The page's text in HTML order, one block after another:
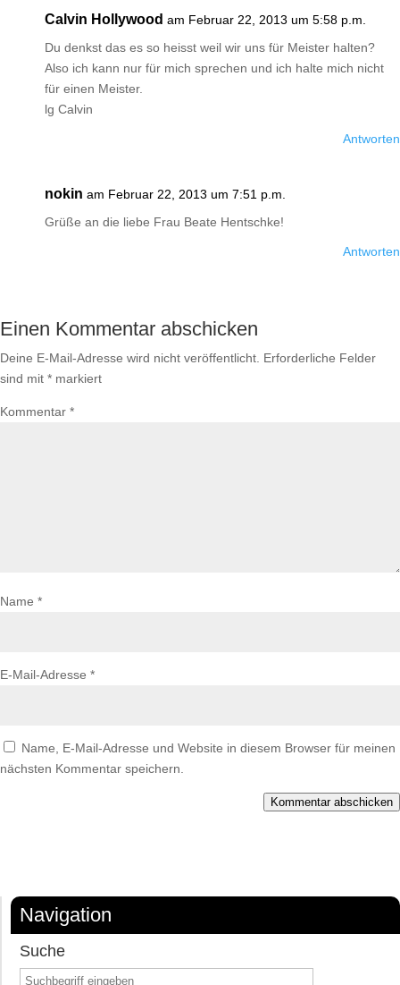
Calvin Hollywood am Februar 22, 2013 um 5:58 p.m.
Du denkst das es so heisst weil wir uns für Meister halten?
Also ich kann nur für mich sprechen und ich halte mich nicht
für einen Meister.
lg Calvin
Antworten
nokin am Februar 22, 2013 um 7:51 p.m.
Grüße an die liebe Frau Beate Hentschke!
Antworten
Einen Kommentar abschicken
Deine E-Mail-Adresse wird nicht veröffentlicht. Erforderliche Felder
sind mit * markiert
Kommentar *
Name *
E-Mail-Adresse *
Name, E-Mail-Adresse und Website in diesem Browser für meinen
nächsten Kommentar speichern.
Kommentar abschicken
Navigation
Suche